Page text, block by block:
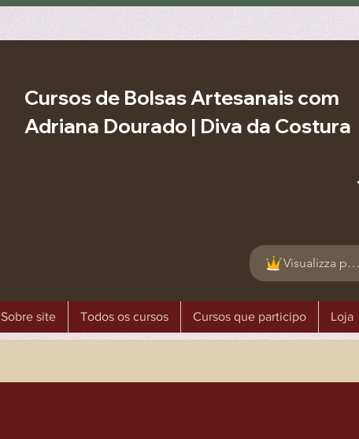
Cursos de Bolsas Artesanais com
Adriana Dourado | Diva da Costura
Visualizza punti
Sobre site Todos os cursos Cursos que participo Loja